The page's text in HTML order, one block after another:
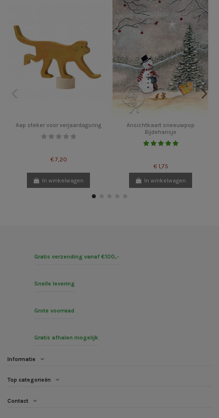
Aap steker voor verjaardagsring
€ 7,20
In winkelwagen
Ansichtkaart sneeuwpop
Bijdehansje
€ 1,75
In winkelwagen
Gratis verzending vanaf €100,-
Snelle levering
Grote voorraad
Gratis afhalen mogelijk
Informatie
Top categorieën
Contact